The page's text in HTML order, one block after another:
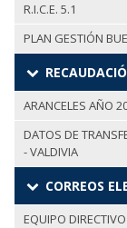
R.I.C.E. 5.1
PLAN GESTIÓN
ARANCELES AÑO
DATOS DE
- VALDIVIA
CORREOS
EQUIPO